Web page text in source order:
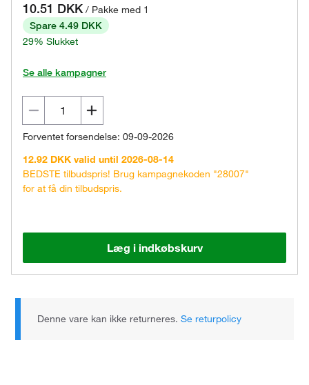
10.51 DKK / Pakke med 1
Spare 4.49 DKK
29% Slukket
Se alle kampagner
Forventet forsendelse: 09-09-2026
12.92 DKK valid until 2026-08-14
BEDSTE tilbudspris! Brug kampagnekoden "28007"
for at få din tilbudspris.
Læg i indkøbskurv
Denne vare kan ikke returneres.Se returpolicy